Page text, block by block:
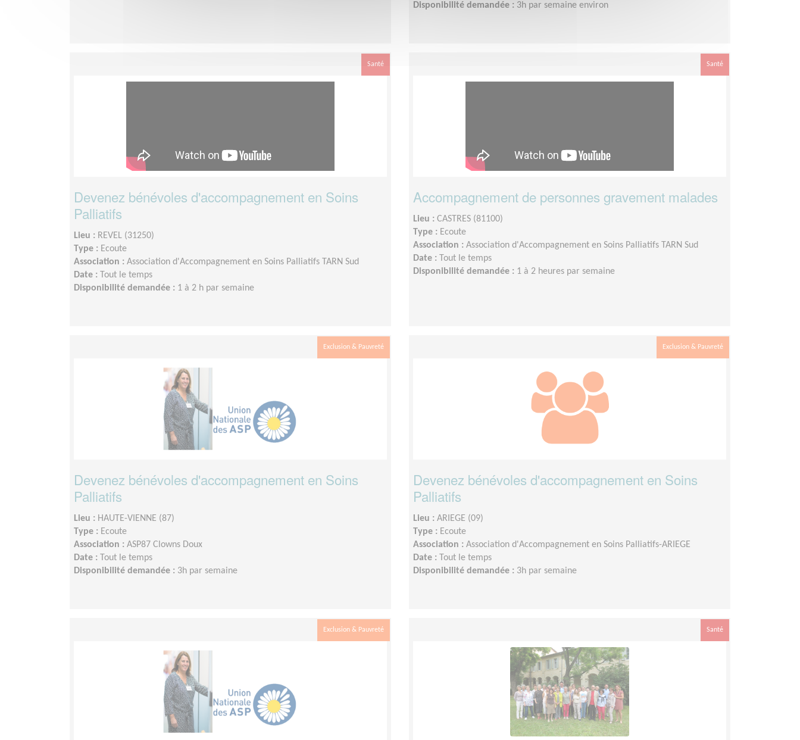
Disponibilité demandée : 3h par semaine environ
Santé
Devenez bénévoles d'accompagnement en Soins
Palliatifs
Lieu : REVEL (31250)
Type : Ecoute
Association : Association d'Accompagnement en Soins Palliatifs TARN Sud
Date :
Tout le temps
Disponibilité demandée : 1 à 2 h par semaine
Santé
Accompagnement de personnes gravement malades
Lieu : CASTRES (81100)
Type : Ecoute
Association : Association d'Accompagnement en Soins Palliatifs TARN Sud
Date :
Tout le temps
Disponibilité demandée : 1 à 2 heures par semaine
Exclusion & Pauvreté
Devenez bénévoles d'accompagnement en Soins
Palliatifs
Lieu : HAUTE-VIENNE (87)
Type : Ecoute
Association : ASP87 Clowns Doux
Date :
Tout le temps
Disponibilité demandée : 3h par semaine
Exclusion & Pauvreté
Devenez bénévoles d'accompagnement en Soins
Palliatifs
Lieu : ARIEGE (09)
Type : Ecoute
Association : Association d'Accompagnement en Soins Palliatifs-ARIEGE
Date :
Tout le temps
Disponibilité demandée : 3h par semaine
Exclusion & Pauvreté Santé